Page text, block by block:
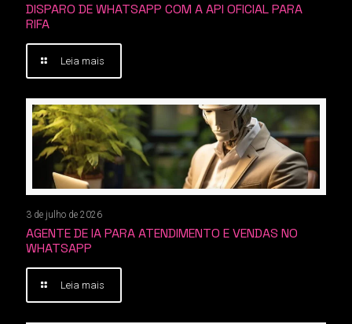
DISPARO DE WHATSAPP COM A API OFICIAL PARA
RIFA
Leia mais
3 de julho de 2026
AGENTE DE IA PARA ATENDIMENTO E VENDAS NO
WHATSAPP
Leia mais